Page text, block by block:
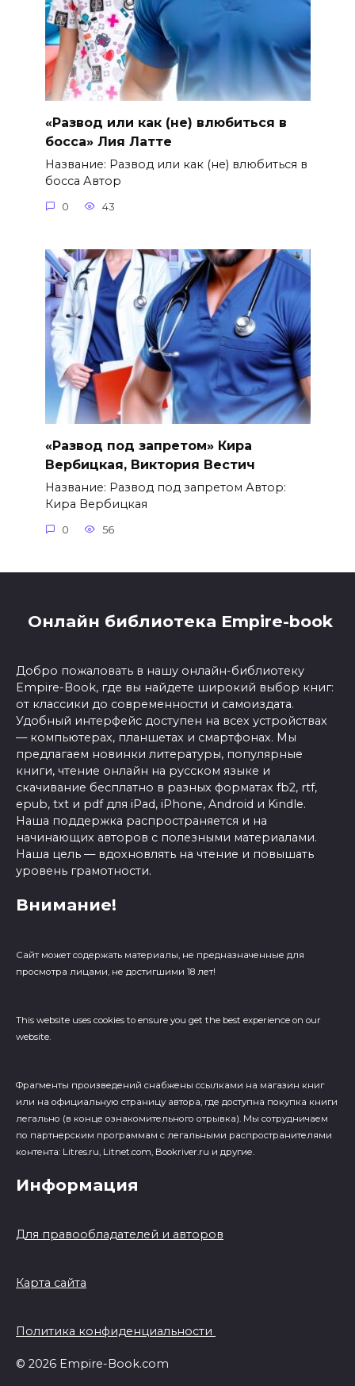
«Развод или как (не) влюбиться в
босса» Лия Латте
Название: Развод или как (не) влюбиться в
босса Автор
0 43
«Развод под запретом» Кира
Вербицкая, Виктория Вестич
Название: Развод под запретом Автор:
Кира Вербицкая
0 56
Онлайн библиотека Empire-book
Добро пожаловать в нашу онлайн-библиотеку
Empire-Book, где вы найдете широкий выбор книг:
от классики до современности и самоиздата.
Удобный интерфейс доступен на всех устройствах
— компьютерах, планшетах и смартфонах. Мы
предлагаем новинки литературы, популярные
книги, чтение онлайн на русском языке и
скачивание бесплатно в разных форматах fb2, rtf,
epub, txt и pdf для iPad, iPhone, Android и Kindle.
Наша поддержка распространяется и на
начинающих авторов с полезными материалами.
Наша цель — вдохновлять на чтение и повышать
уровень грамотности.
Внимание!
Сайт может содержать материалы, не предназначенные для
просмотра лицами, не достигшими 18 лет!
This website uses cookies to ensure you get the best experience on our
website.
Фрагменты произведений cнабжены ссылками на магазин книг
или на официальную страницу автора, где доступна покупка книги
легально (в конце ознакомительного отрывка). Мы сотрудничаем
по партнерским программам с легальными распространителями
контента: Litres.ru, Litnet.com, Bookriver.ru и другие.
Информация
Для правообладателей и авторов
Карта сайта
Политика конфиденциальности
© 2026 Empire-Book.com